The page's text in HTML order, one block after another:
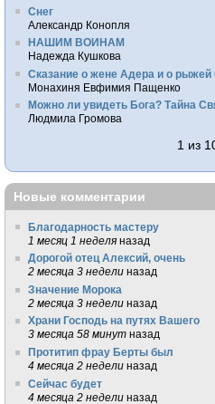
Снег
Александр Конопля
НАШИМ ВОИНАМ
Надежда Кушкова
Сказание о жене Адера и о рыжей
Монахиня Евфимия Пащенко
Можно ли увидеть Бога? Тайна
Людмила Громова
1 из
Новые комментарии
Благодарность мастеру
1 месяц 1 неделя назад
Дорогой отец Алексий, очень
2 месяца 3 недели назад
Значение Морока
2 месяца 3 недели назад
Храни Господь на путях Вашего
3 месяца 58 минут назад
Протитип фрау Берты был
4 месяца 2 недели назад
Сейчас будет
4 месяца 2 недели назад